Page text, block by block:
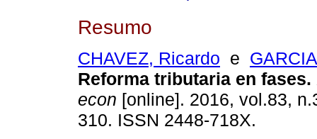
Resumo
CHAVEZ, Ricardo e
Reforma tributaria en fases.
econ [online]. 2016, vol.83,
310. ISSN 2448-718X.